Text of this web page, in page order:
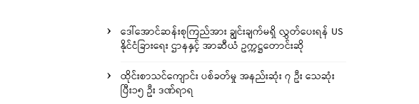
ဒေါ်အောင်ဆန်းစုကြည်အား ချွင်းချက်မရှိ လွှတ်ပေးရန် US
နိုင်ငံခြားရေး ဌာနနှင့် အာဆီယံ ဥက္ကဋ္ဌတောင်းဆို
ထိုင်းစာသင်ကျောင်း ပစ်ခတ်မှု အနည်းဆုံး ၇ ဦး သေဆုံး
ပြီး၁၅ ဦး ဒဏ်ရာရ